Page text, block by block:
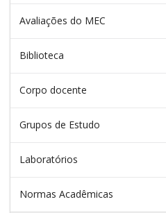
Avaliações do MEC
Biblioteca
Corpo docente
Grupos de Estudo
Laboratórios
Normas Acadêmicas